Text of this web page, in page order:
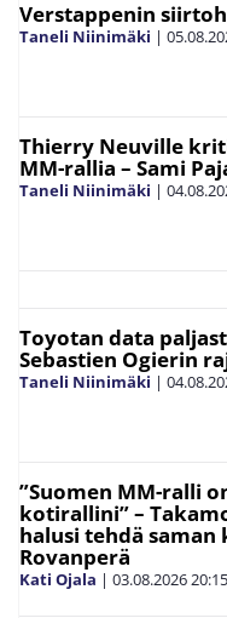
Verstappenin
Taneli Niinimäki |
Thierry Neuville
MM-rallia – Sami
Taneli Niinimäki |
Toyotan data
Sebastien Ogierin
Taneli Niinimäki |
”Suomen MM-ralli
kotirallini” –
halusi tehdä saman
Rovanperä
Kati Ojala | 03.08.202620:15